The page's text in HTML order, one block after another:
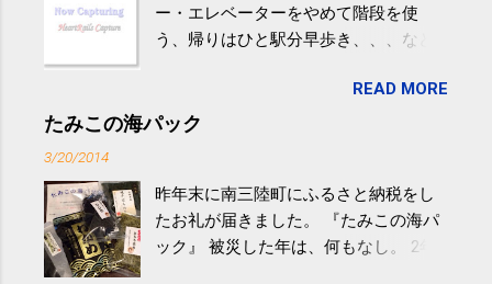
ー・エレベーターをやめて階段を使
う、帰りはひと駅分早歩き、、、など
やすい。 スポーツウェア・シューズで
するものだけが運動ではない。 食べ
けると改善する、との結果を筑波大の
研究チームが発表した。改善が期待で
きるのは、過度の飲酒が原因ではない
READ MORE
たみこの海パック
3/20/2014
昨年末に南三陸町にふるさと納税をし
たお礼が届きました。 『たみこの海パ
ック』 被災した年は、何もなし。 2年